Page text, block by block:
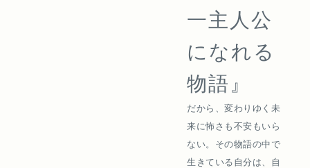
一主人公
になれる
物語』
だから、変わりゆく未
来に怖さも不安もいら
ない。その物語の中で
生きている自分は、自